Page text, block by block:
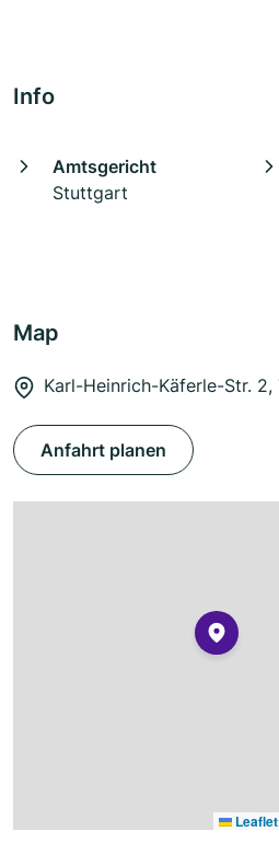
Info
Amtsgericht
Stuttgart
Map
Karl-Heinrich-Käferle-Str.
Anfahrt planen
Leaflet